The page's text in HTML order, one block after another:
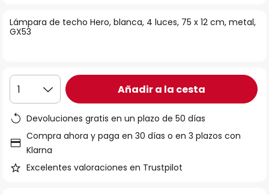
galería
de
Lámpara de techo Hero, blanca, 4 luces, 75 x 12 cm, metal,
GX53
1 Añadir a la cesta
Devoluciones gratis en un plazo de 50 días
Compra ahora y paga en 30 días o en 3 plazos con
Klarna
Excelentes valoraciones en Trustpilot